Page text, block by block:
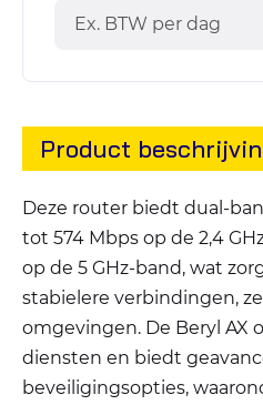
Ex. BTW per dag
Product
Deze router biedt dual-
tot 574 Mbps op de 2,4
op de 5 GHz-band, wat
stabielere verbindingen,
omgevingen. De Beryl AX
diensten en biedt
beveiligingsopties,